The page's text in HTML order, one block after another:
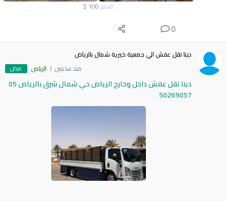
السعر 100
$
0
دينا نقل عفش الي جمعية خيرية شمال بالرياض
منذ ساعتين
الرياض عرض
دينا نقل عفش داخل وخارج الرياض حي شمال شرق بالرياض 05
50269057